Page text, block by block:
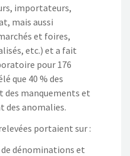
importateurs,
mais aussi
et foires,
etc.) et a fait
pour 176
que 40 % des
manquements et
des anomalies.
portaient sur :
dénominations et